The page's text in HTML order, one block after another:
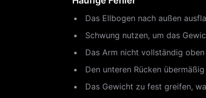
Das Ellbogen nach außen
Schwung nutzen, um das
Das Arm nicht vollständig
Den unteren Rücken
Das Gewicht zu fest greifen,